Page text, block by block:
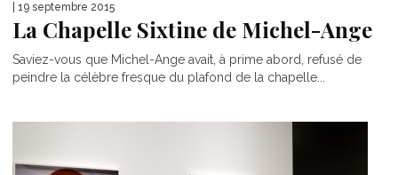
| 19 septembre 2015
La Chapelle Sixtine de Michel-Ange
Saviez-vous que Michel-Ange avait, à prime abord, refusé de
peindre la célèbre fresque du plafond de la chapelle...